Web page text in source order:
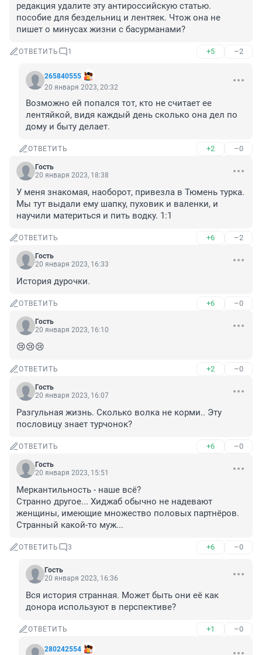
редакция удалите эту антироссийскую статью.
пособие для бездельниц и лентяек. Чтож она не
пишет о минусах жизни с басурманами?
ОТВЕТИТЬ 1 +5 –2
265840555
20 января 2023, 20:32
Возможно ей попался тот, кто не считает ее
лентяйкой, видя каждый день сколько она дел по
дому и быту делает.
ОТВЕТИТЬ +2 –0
Гость
20 января 2023, 18:38
У меня знакомая, наоборот, привезла в Тюмень турка.
Мы тут выдали ему шапку, пуховик и валенки, и
научили материться и пить водку. 1:1
ОТВЕТИТЬ +6 –2
Гость
20 января 2023, 16:33
История дурочки.
ОТВЕТИТЬ +6 –0
Гость
20 января 2023, 16:10
😢😢😢
ОТВЕТИТЬ +2 –0
Гость
20 января 2023, 16:07
Разгульная жизнь. Сколько волка не корми.. Эту
пословицу знает турчонок?
ОТВЕТИТЬ +6 –0
Гость
20 января 2023, 15:51
Меркантильность - наше всё?
Странно другое... Хиджаб обычно не надевают
женщины, имеющие множество половых партнёров.
Странный какой-то муж...
ОТВЕТИТЬ 3 +6 –0
Гость
20 января 2023, 16:36
Вся история странная. Может быть они её как
донора используют в перспективе?
ОТВЕТИТЬ +1 –0
280242554